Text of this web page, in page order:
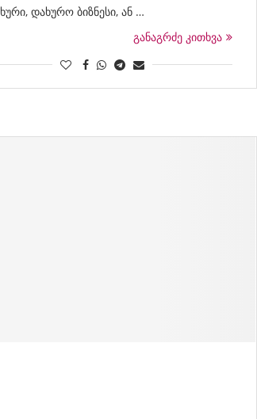
დახურო ბიზნესი, ან …
განაგრძე კითხვა